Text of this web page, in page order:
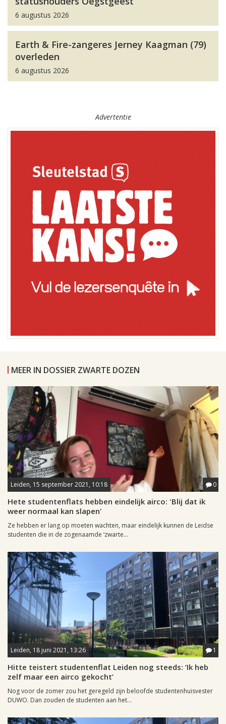
6 augustus 2026
Earth & Fire-zangeres Jerney Kaagman (79)
overleden
6 augustus 2026
Advertentie
MEER IN DOSSIER ZWARTE DOZEN
Leiden, 15 september 2021, 10:18 0
Hete studentenflats hebben eindelijk airco: 'Blij dat ik
weer normaal kan slapen'
Ze hebben er lang op moeten wachten, maar eindelijk kunnen de Leidse
studenten die in de zogenaamde ‘zwarte...
Leiden, 18 juni 2021, 13:26 1
Hitte teistert studentenflat Leiden nog steeds: ‘Ik heb
zelf maar een airco gekocht’
Nog voor de zomer zou het geregeld zijn beloofde studentenhuisvester
DUWO. Dan zouden de studenten aan het...